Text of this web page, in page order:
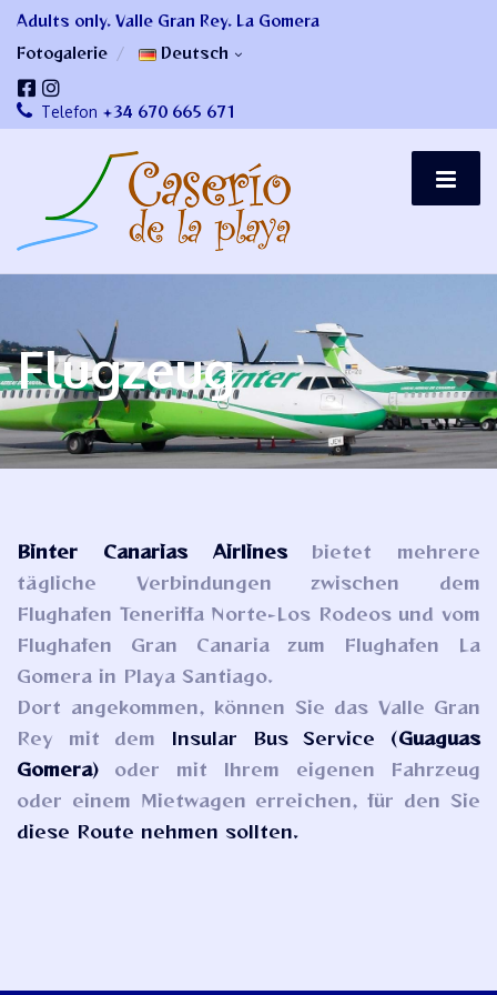
Adults only. Valle Gran Rey. La Gomera
Fotogalerie
Deutsch
Telefon +34 670 665 671
Flugzeug
Binter Canarias Airlinesbietet mehrere
tägliche Verbindungen zwischen dem
Flughafen Teneriffa Norte-Los Rodeos und vom
Flughafen Gran Canaria zum Flughafen La
Gomera in Playa Santiago.
Dort angekommen, können Sie das Valle Gran
Rey mit dem Insular Bus Service (Guaguas
Gomera) oder mit Ihrem eigenen Fahrzeug
oder einem Mietwagen erreichen, für den Sie
diese Route nehmen sollten.